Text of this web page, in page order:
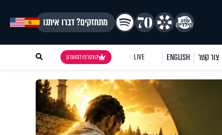
מתחזקים? דברו איתנו
צור קשר ENGLISH
LIVE הצטרפו למועדון